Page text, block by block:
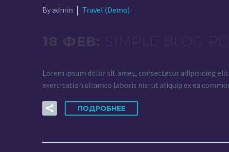
By admin Travel (Demo)
18 ФЕВ: SIMPLE BLOG
Lorem ipsum dolor sit amet, consectetur adipisicing
exercitation ullamco laboris nisi ut aliquip ex ea
ПОДРОБНЕЕ